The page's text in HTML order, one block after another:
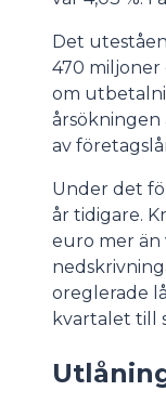
Det
470 miljoner
om
årsökningen
av
Under det
år tidigare.
euro mer än
oreglerade
kvartalet till